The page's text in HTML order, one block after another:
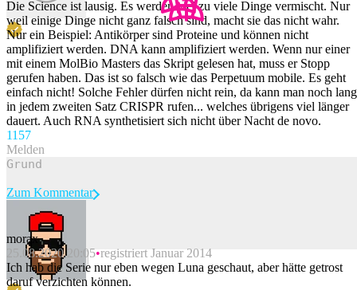
Die Science ist lausig. Es werden viel zu viele Dinge vermischt. Nur
weil einige Dinge nicht ganz falsch sind, macht sie das nicht wahr.
Nur ein Beispiel: Antikörper sind Proteine und können nicht
amplifiziert werden. DNA kann amplifiziert werden. Wenn nur einer
mit einem MolBio Masters das Skript gelesen hat, muss er Stopp
gerufen haben. Das ist so falsch wie das Perpetuum mobile. Es geht
einfach nicht! Solche Fehler dürfen nicht rein, da kann man noch
in jedem zweiten Satz CRISPR rufen... welches übrigens viel länger
dauert. Auch RNA synthetisiert sich nicht über Nacht de novo.
1157
Melden
Beitrag melden
Zum Kommentar
morax
25.08.2020 20:05 registriert Januar 2014
Ich hab die Serie nur eben wegen Luna geschaut, aber hätte getrost
daruf verzichten können.